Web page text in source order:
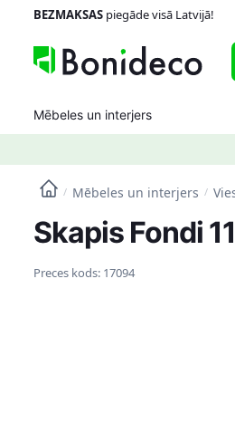
navigation
content
BEZMAKSASpiegāde visā Latvijā!
Mēbeles un interjers
/ Mēbeles un interjers /
Skapis Fondi
Preces kods: 17094